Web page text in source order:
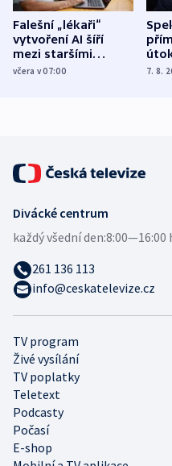
Falešní „lékaři“
vytvoření AI šíří
mezi staršími
Poláky nebezpečné
včera v 07:00 7. 8.
TV program
Živé vysílání
TV poplatky
Teletext
Podcasty
Počasí
E-shop
Divácké centrum
každý všední den:8:00—16:00
261 136 113
info@ceskatelevize.cz